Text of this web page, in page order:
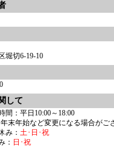
堀切6-19-10
して
間：平日10:00～18:00
末年始など変更になる場合がご
み： 土･日･祝
： 日･祝